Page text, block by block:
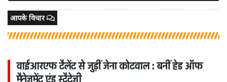
आपके विचार
वाईआरएफ टैलेंट से जुड़ीं जेना कोटवाल : बनीं हेड ऑफ